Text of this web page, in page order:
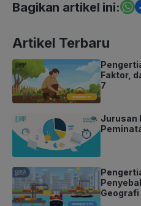
Bagikan artikel ini:
Artikel Terbaru
Faktor,
7
Jurusan
Geografi